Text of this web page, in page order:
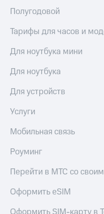
Полугодовой
Тарифы для часов и
Для ноутбука мини
Для ноутбука
Для устройств
Услуги
Мобильная связь
Роуминг
Перейти в МТС со
Оформить eSIM